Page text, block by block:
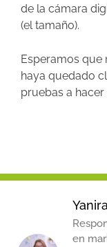
de la cámara
(el tamaño).
Esperamos que
haya quedado
pruebas a
en